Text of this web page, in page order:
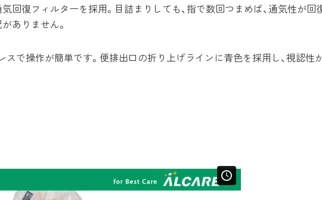
回復フィルターを採用。目詰まりしても、指で数回つまめば、通気性が回
ありません。
スで操作が簡単です。便排出口の折り上げラインに青色を採用し、視認性